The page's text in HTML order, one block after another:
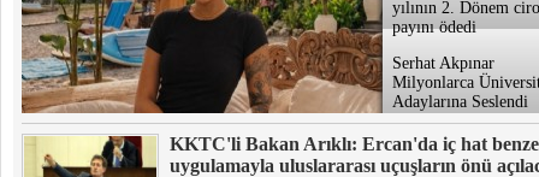
yılının 2. Dönem ciro
payını ödedi
Serhat Akpınar
Milyonlarca
Adaylarına Seslendi
KKTC'li Bakan Arıklı: Ercan'da iç hat
uygulamayla uluslararası uçuşların önü